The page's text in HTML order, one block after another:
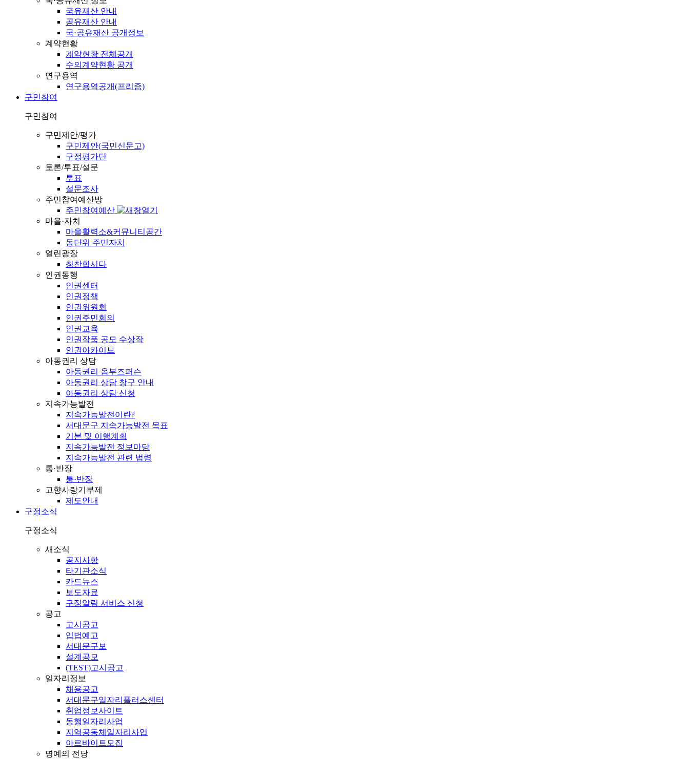
국유재산 안내
공유재산 안내
국·공유재산 공개정보
계약현황
계약현황 전체공개
수의계약현황 공개
연구용역
연구용역공개(프리즘)
구민참여
구민참여
구민제안/평가
구민제안(국민신문고)
구정평가단
토론/투표/설문
투표
설문조사
주민참여예산방
주민참여예산
마을·자치
마을활력소&커뮤니티공간
동단위 주민자치
열린광장
칭찬합시다
인권동행
인권센터
인권정책
인권위원회
인권주민회의
인권교육
인권작품 공모 수상작
인권아카이브
아동권리 상담
아동권리 옴부즈퍼슨
아동권리 상담 창구 안내
아동권리 상담 신청
지속가능발전
지속가능발전이란?
서대문구 지속가능발전 목표
기본 및 이행계획
지속가능발전 정보마당
지속가능발전 관련 법령
통·반장
통·반장
고향사랑기부제
제도안내
구정소식
구정소식
새소식
공지사항
타기관소식
카드뉴스
보도자료
구정알림 서비스 신청
공고
고시공고
입법예고
서대문구보
설계공모
(TEST)고시공고
일자리정보
채용공고
서대문구일자리플러스센터
취업정보사이트
동행일자리사업
지역공동체일자리사업
아르바이트모집
명예의 전당